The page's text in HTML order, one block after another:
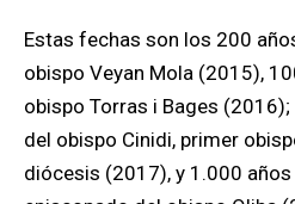
Estas fechas son los 200
obispo Veyan Mola (2015),
obispo Torras i Bages
del obispo Cinidi, primer
diócesis (2017), y 1.000